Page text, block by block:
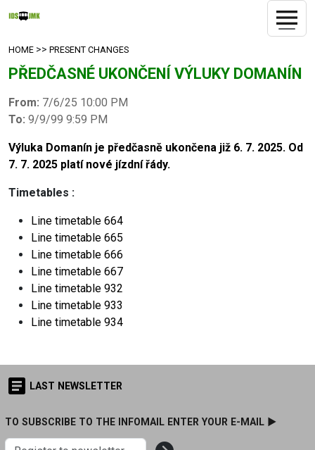
HOME >> PRESENT CHANGES
PŘEDČASNÉ UKONČENÍ VÝLUKY DOMANÍN
From: 7/6/25 10:00 PM
To: 9/9/99 9:59 PM
Výluka Domanín je předčasně ukončena již 6. 7. 2025. Od
7. 7. 2025 platí nové jízdní řády.
Timetables :
Line timetable 664
Line timetable 665
Line timetable 666
Line timetable 667
Line timetable 932
Line timetable 933
Line timetable 934
LAST NEWSLETTER
TO SUBSCRIBE TO THE INFOMAIL ENTER YOUR E-MAIL ►